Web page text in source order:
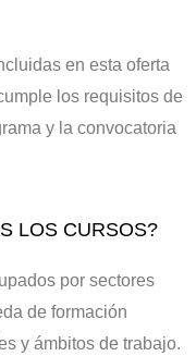
en esta oferta
los requisitos de
y la convocatoria
LOS CURSOS?
por sectores
de formación
y ámbitos de trabajo.